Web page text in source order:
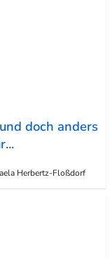
doch anders
Herbertz-Floßdorf